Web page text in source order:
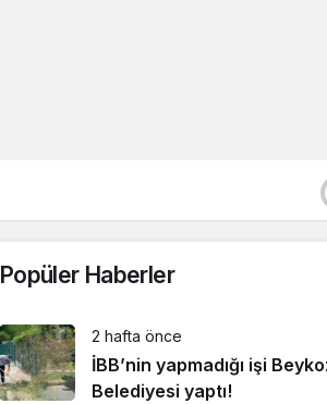
Popüler Haberler
2 hafta önce
İBB’nin yapmadığı işi
Belediyesi yaptı!